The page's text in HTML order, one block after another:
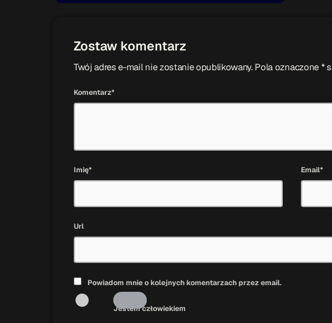
Zostaw komentarz
Twój adres e-mail nie zostanie opublikowany. Pola oznaczone *
Komentarz*
Imię* Email*
Url
Powiadom mnie o kolejnych komentarzach przez email.
Jestem człowiekiem